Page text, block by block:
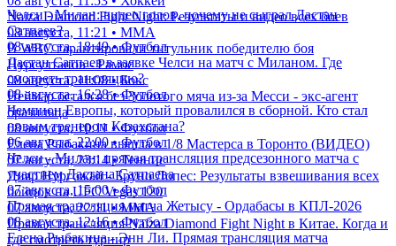
Naiza Diamond Fight Night: Результаты и видео всех боев
08 августа, 11:21 • ММА
В WBC гарантировали титульник победителю боя
Нурсултанов - Рамос
08 августа, 11:08 • Бокс
Неймар остался без Золотого мяча из-за Месси - экс-агент
бразильца
08 августа, 10:11 • Футбол
Елена Рыбакина вышла в 1/8 Мастерса в Торонто (ВИДЕО)
07 августа, 23:14 • Теннис
Дияр Нургожай - Бруно Лопес: Результаты взвешивания всех
бойцов на UFC Vegas 120
07 августа, 22:11 • ММА
Прямая трансляция Naiza Diamond Fight Night в Китае. Когда и
где смотреть турнир
Челси - Милан: видео голов, почему не сыграл Дастан
Сатпаев?
08 августа, 18:49 • Футбол
Дастан Сатпаев в заявке Челси на матч с Миланом. Где
смотреть трансляцию?
08 августа, 16:28 • Футбол
Чемпион Европы, который провалился в сборной. Кто стал
новым тренером Казахстана?
06 августа, 22:00 • Футбол
Челси - Милан: прямая трансляция предсезонного матча с
участием Дастана Сатпаева
07 августа, 15:00 • Футбол
Прямая трансляция матча Жетысу - Ордабасы в КПЛ-2026
08 августа, 12:16 • Футбол
Елена Рыбакина - Энн Ли. Прямая трансляция матча